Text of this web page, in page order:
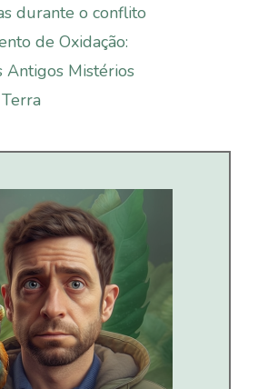
durante o conflito
de Oxidação:
Antigos Mistérios